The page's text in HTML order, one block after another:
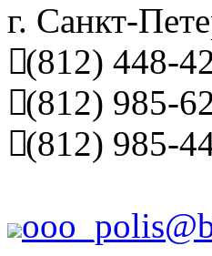
г. Санкт-
(812) 448-
(812) 985-
(812) 985-